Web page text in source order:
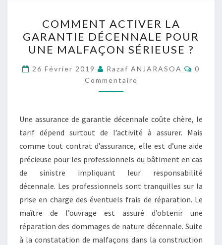
ACTIVER
LA
GARANTIE
DÉCENNALE
POUR
UNE
SÉRIEUSE ?
COMMENT ACTIVER LA
GARANTIE DÉCENNALE POUR
UNE MALFAÇON SÉRIEUSE ?
26 Février 2019 Razaf ANJARASOA
0
Commentaire
Une assurance de garantie décennale coûte chère, le
tarif dépend surtout de l’activité à assurer. Mais
comme tout contrat d’assurance, elle est d’une aide
précieuse pour les professionnels du bâtiment en cas
de sinistre impliquant leur responsabilité
décennale. Les professionnels sont tranquilles sur la
prise en charge des éventuels frais de réparation. Le
maître de l’ouvrage est assuré d’obtenir une
réparation des dommages de nature décennale. Suite
à la constatation de malfaçons dans la construction